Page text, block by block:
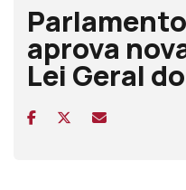
aprova
Lei Geral